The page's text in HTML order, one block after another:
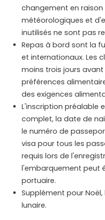
changement en
météorologiques et
inutilisés ne sont pas
Repas à bord sont la
et internationaux. Les
moins trois jours
préférences
des exigences
L'inscription préalable
complet, la date de
le numéro de
visa pour tous les
requis lors de
l'embarquement peut
portuaire.
Supplément pour Noël,
lunaire.